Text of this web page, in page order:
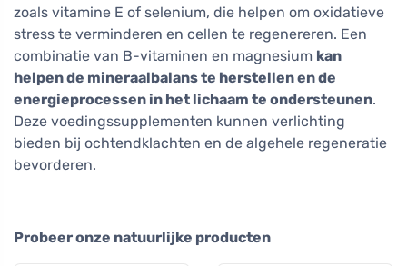
zoals vitamine E of selenium, die helpen om oxidatieve
stress te verminderen en cellen te regenereren. Een
combinatie van B-vitaminen en magnesium kan
helpen de mineraalbalans te herstellen en de
energieprocessen in het lichaam te ondersteunen.
Deze voedingssupplementen kunnen verlichting
bieden bij ochtendklachten en de algehele regeneratie
bevorderen.
Probeer onze natuurlijke producten